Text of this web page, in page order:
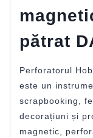
pătrat
Perforatorul
este un
scrapbooking,
decorațiuni și
magnetic,